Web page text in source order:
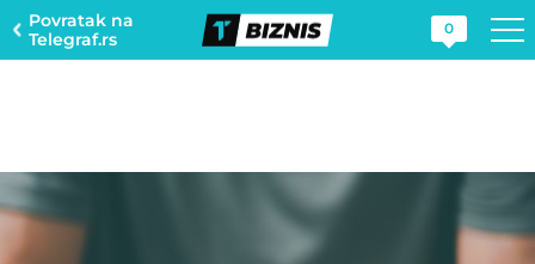
Povratak na
Telegraf.rs
0